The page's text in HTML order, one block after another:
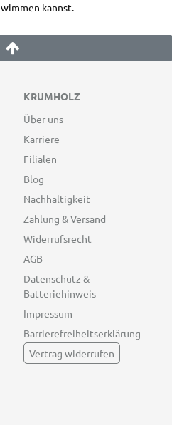
kannst.
KRUMHOLZ
Über uns
Karriere
Filialen
Blog
Nachhaltigkeit
Zahlung & Versand
Widerrufsrecht
AGB
Datenschutz &
Batteriehinweis
Impressum
Barrierefreiheitserklärung
Vertrag widerrufen